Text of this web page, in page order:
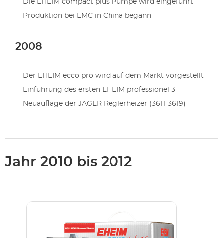
Die EHEIM compact plus Pumpe wird eingeführt
Produktion bei EMC in China begann
2008
Der EHEIM ecco pro wird auf dem Markt vorgestellt
Einführung des ersten EHEIM professionel 3
Neuauflage der JÄGER Reglerheizer (3611-3619)
Jahr 2010 bis 2012